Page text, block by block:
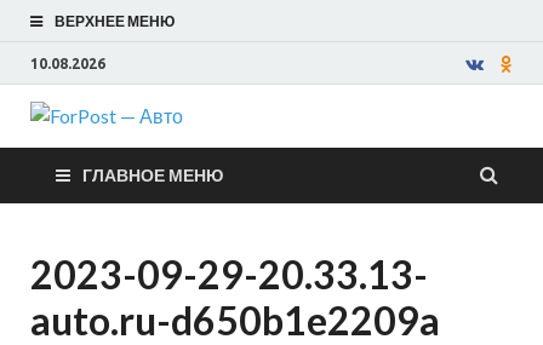
ВЕРХНЕЕ МЕНЮ
10.08.2026
ForPost —
Авто
ГЛАВНОЕ МЕНЮ
2023-09-29-20.33.13-
auto.ru-d650b1e2209a